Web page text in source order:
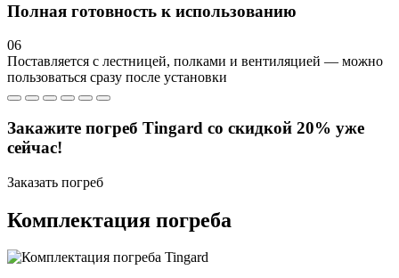
Полная готовность к использованию
06
Поставляется с лестницей, полками и вентиляцией — можно
пользоваться сразу после установки
Закажите погреб Tingard со скидкой 20% уже
сейчас!
Заказать погреб
Комплектация погреба